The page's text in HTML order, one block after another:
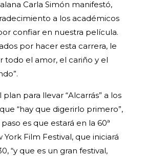
Carla Simón manifestó,
a los académicos
confiar en nuestra película.
por hacer esta carrera, le
todo el amor, el cariño y el
para llevar “Alcarrás” a los
“hay que digerirlo primero”,
es que estará en la 60ª
Film Festival, que iniciará
“y que es un gran festival,